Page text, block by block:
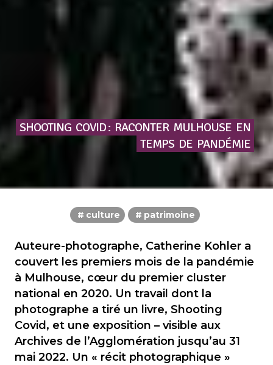
SHOOTING COVID : RACONTER MULHOUSE EN
TEMPS DE PANDÉMIE
culture patrimoine
Auteure-photographe, Catherine Kohler a
couvert les premiers mois de la pandémie
à Mulhouse, cœur du premier cluster
national en 2020. Un travail dont la
photographe a tiré un livre, Shooting
Covid, et une exposition – visible aux
Archives de l’Agglomération jusqu’au 31
mai 2022. Un « récit photographique »